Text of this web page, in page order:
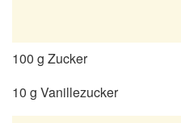
100 g Zucker
10 g Vanillezucker